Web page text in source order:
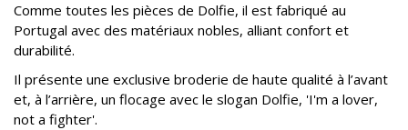
Comme toutes les pièces de Dolfie, il est fabriqué au
Portugal avec des matériaux nobles, alliant confort et
durabilité.
Il présente une exclusive broderie de haute qualité à l’avant
et, à l’arrière, un flocage avec le slogan Dolfie, 'I'm a lover,
not a fighter'.